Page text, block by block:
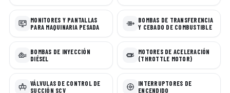
MONITORES Y PANTALLAS
PARA MAQUINARIA PESADA
BOMBAS DE TRANSFERENCIA
Y CEBADO DE COMBUSTIBLE
BOMBAS DE INYECCIÓN
DIÉSEL
MOTORES DE ACELERACIÓN
(THROTTLE MOTOR)
VÁLVULAS DE CONTROL DE
SUCCIÓN SCV
INTERRUPTORES DE
ENCENDIDO